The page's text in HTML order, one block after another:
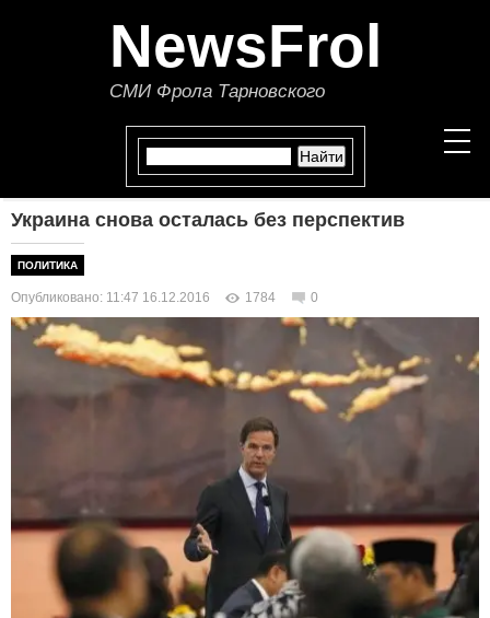
NewsFrol
СМИ Фрола Тарновского
ЭКОНОМИКА
В МИРЕ
ОБЩЕСТВО
КУЛЬТУРА
НАУКА
Украина снова осталась без перспектив
ПОЛИТИКА
Опубликовано: 11:47 16.12.2016 1784 0